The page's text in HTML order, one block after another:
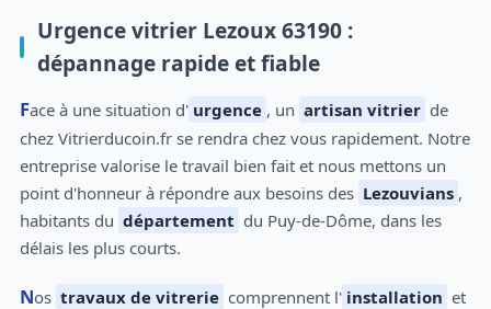
Urgence vitrier Lezoux 63190 :
dépannage rapide et fiable
Face à une situation d' urgence , un artisan vitrier de
chez Vitrierducoin.fr se rendra chez vous rapidement. Notre
entreprise valorise le travail bien fait et nous mettons un
point d'honneur à répondre aux besoins des Lezouvians ,
habitants du département du Puy-de-Dôme, dans les
délais les plus courts.
Nos travaux de vitrerie comprennent l' installation et